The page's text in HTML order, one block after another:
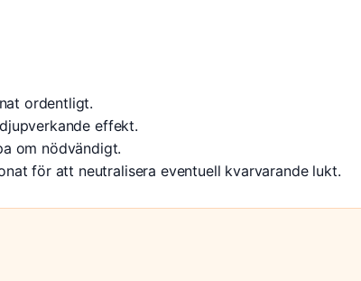
ordentligt.
effekt.
om nödvändigt.
för att neutralisera eventuell kvarvarande lukt.